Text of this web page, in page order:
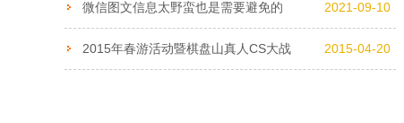
微信图文信息太野蛮也是需要避免的 2021-09-10
2015年春游活动暨棋盘山真人CS大战 2015-04-20